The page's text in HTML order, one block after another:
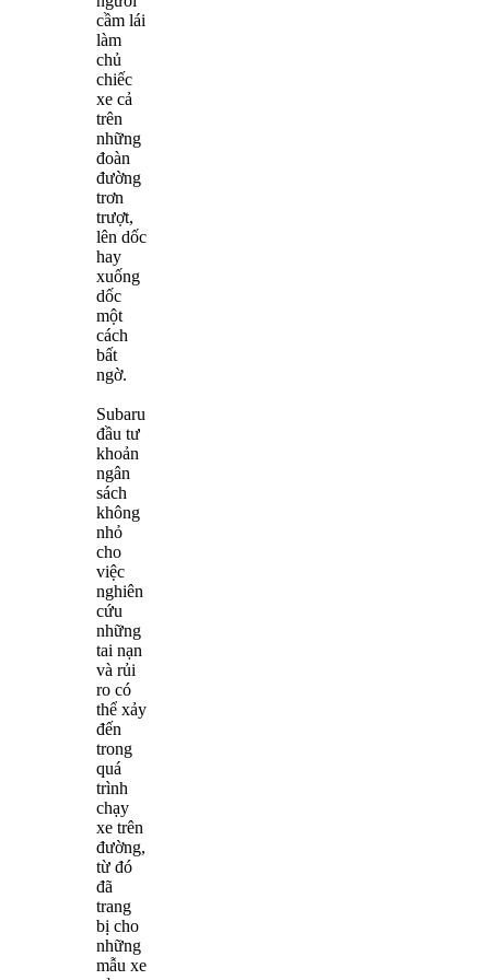
cầm lái
làm
chủ
chiếc
xe cả
trên
những
đoàn
đường
trơn
trượt,
lên dốc
hay
xuống
dốc
một
cách
bất
ngờ.
Subaru
đầu tư
khoản
ngân
sách
không
nhỏ
cho
việc
nghiên
cứu
những
tai nạn
và rủi
ro có
thể xảy
đến
trong
quá
trình
chạy
xe trên
đường,
từ đó
đã
trang
bị cho
những
mẫu xe